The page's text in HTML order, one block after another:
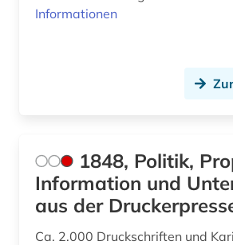
außenministerium (3)
bad kissingen (1)
bad reichenhall (1)
baden (3)
Informationen
1848, Politik,
Information und
aus der
Ca. 2.000 Druckschriften und